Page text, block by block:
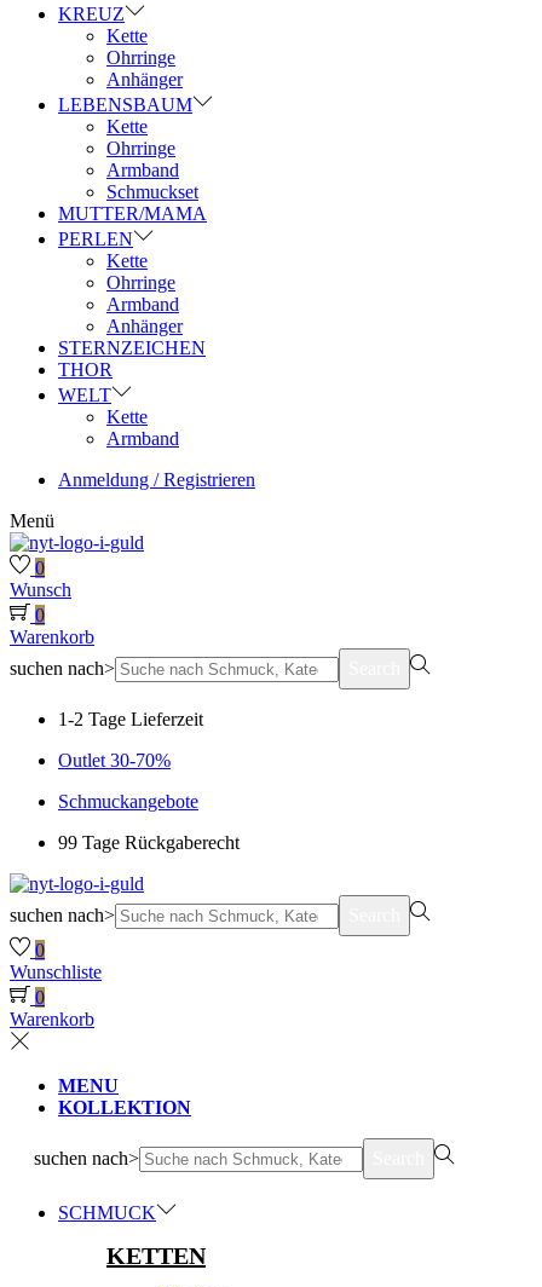
KREUZ
Kette
Ohrringe
Anhänger
LEBENSBAUM
Kette
Ohrringe
Armband
Schmuckset
MUTTER/MAMA
PERLEN
Kette
Ohrringe
Armband
Anhänger
STERNZEICHEN
THOR
WELT
Kette
Armband
Anmeldung / Registrieren
Menü
0
Wunsch
0
Warenkorb
suchen nach>
1-2 Tage Lieferzeit
Outlet 30-70%
Schmuckangebote
99 Tage Rückgaberecht
suchen nach>
0
Wunschliste
0
Warenkorb
MENU
KOLLEKTION
suchen nach>
SCHMUCK
KETTEN